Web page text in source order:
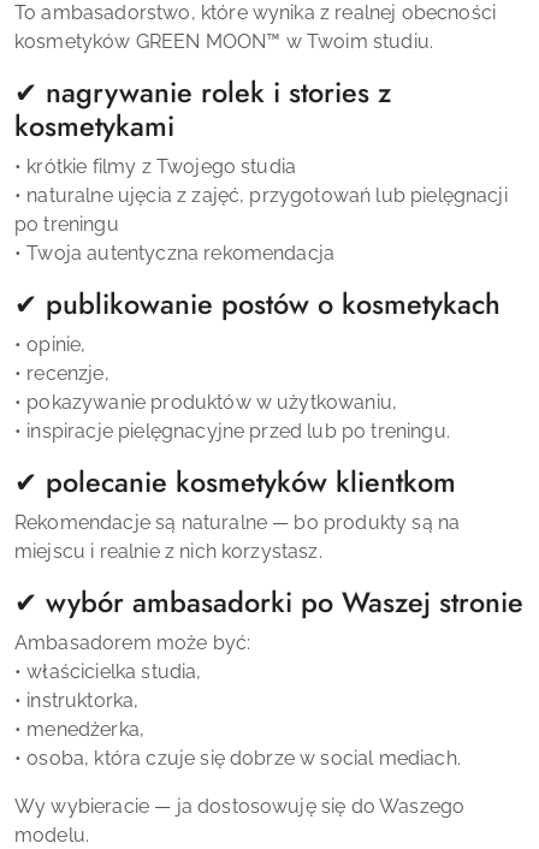
To ambasadorstwo, które wynika z realnej obecności
kosmetyków GREEN MOON™ w Twoim studiu.
✔ nagrywanie rolek i stories z
kosmetykami
• krótkie filmy z Twojego studia
• naturalne ujęcia z zajęć, przygotowań lub pielęgnacji
po treningu
• Twoja autentyczna rekomendacja
✔ publikowanie postów o kosmetykach
• opinie,
• recenzje,
• pokazywanie produktów w użytkowaniu,
• inspiracje pielęgnacyjne przed lub po treningu.
✔ polecanie kosmetyków klientkom
Rekomendacje są naturalne — bo produkty są na
miejscu i realnie z nich korzystasz.
✔ wybór ambasadorki po Waszej stronie
Ambasadorem może być:
• właścicielka studia,
• instruktorka,
• menedżerka,
• osoba, która czuje się dobrze w social mediach.
Wy wybieracie — ja dostosowuję się do Waszego
modelu.